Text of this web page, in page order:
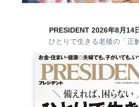
PRESIDENT 2026年8月14
ひとりで生きる老後の「正